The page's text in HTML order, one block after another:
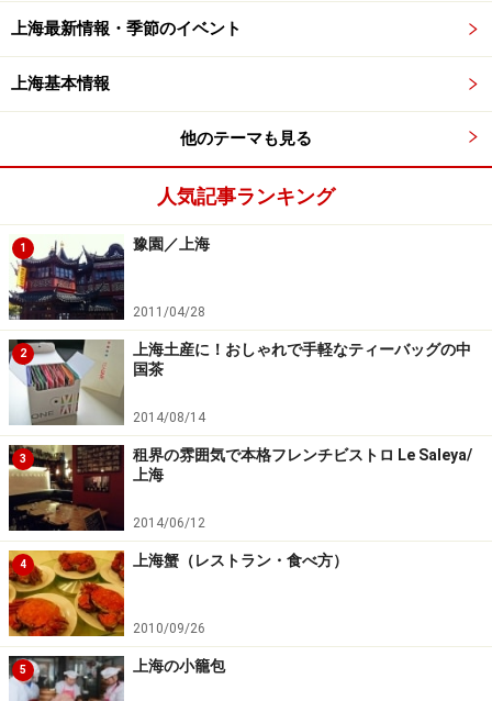
上海最新情報・季節のイベント
上海基本情報
他のテーマも見る
人気記事ランキング
1 豫園／上海
2011/04/28
2
上海土産に！おしゃれで手軽なティーバッグの中
国茶
2014/08/14
3
租界の雰囲気で本格フレンチビストロ Le Saleya/
上海
2014/06/12
4 上海蟹（レストラン・食べ方）
2010/09/26
5 上海の小籠包